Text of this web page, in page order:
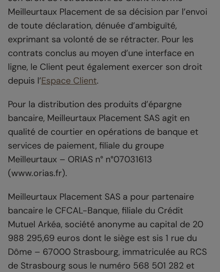
Meilleurtaux Placement de sa décision par l’envoi
de toute déclaration, dénuée d’ambiguïté,
exprimant sa volonté de se rétracter. Pour les
contrats conclus au moyen d’une interface en
ligne, le Client peut également exercer son droit
depuis l’Espace Client.
Pour la distribution des produits d’épargne
bancaire, Meilleurtaux Placement SAS agit en
qualité de courtier en opérations de banque et
services de paiement, filiale du groupe
Meilleurtaux – ORIAS n° n°07031613
(www.orias.fr).
Meilleurtaux Placement SAS a pour partenaire
bancaire le CFCAL-Banque, filiale du Crédit
Mutuel Arkéa, société anonyme au capital de 20
988 295,69 euros dont le siège est sis 1 rue du
Dôme – 67000 Strasbourg, immatriculée au RCS
de Strasbourg sous le numéro 568 501 282 et